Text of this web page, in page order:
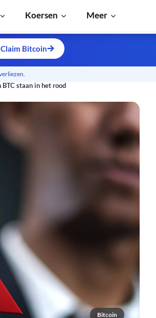
Koersen Meer
staan in het rood
Bitcoin
Claim Bitcoin